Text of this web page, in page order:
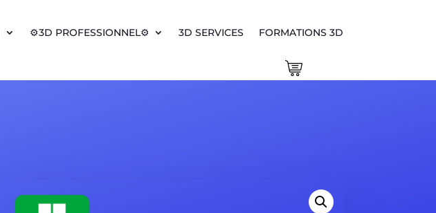
⚙️3D PROFESSIONNEL⚙️ 3D SERVICES FORMATIONS 3D
0 Items